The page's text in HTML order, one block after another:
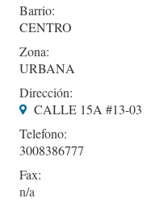
Barrio:
CENTRO
Zona:
URBANA
Dirección:
CALLE 15A #13-03
Telefono:
3008386777
Fax: